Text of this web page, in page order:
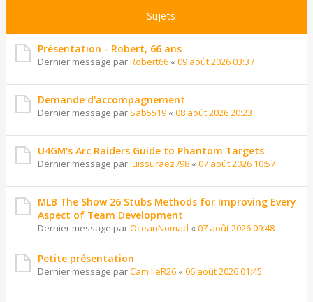
Sujets
Présentation - Robert, 66 ans
Dernier message parRobert66 « 09 août 2026 03:37
Demande d'accompagnement
Dernier message par Sab5519 « 08 août 2026 20:23
U4GM's Arc Raiders Guide to Phantom Targets
Dernier message parluissuraez798 « 07 août 2026 10:57
MLB The Show 26 Stubs Methods for Improving Every
Aspect of Team Development
Dernier message parOceanNomad « 07 août 2026 09:48
Petite présentation
Dernier message parCamilleR26 « 06 août 2026 01:45